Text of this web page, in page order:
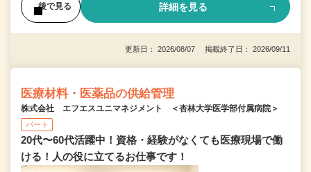
後で見る 詳細を見る
更新日： 2026/08/07 掲載終了日： 2026/09/11
医療材料・医薬品の供給管理
株式会社 エフエスユニマネジメント ＜杏林大学医学部付属病院＞
パート
20代〜60代活躍中！資格・経験がなくても医療現場で働
ける！人の役に立てるお仕事です！